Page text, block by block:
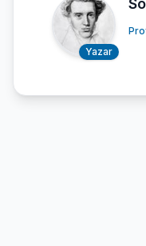
Yazar